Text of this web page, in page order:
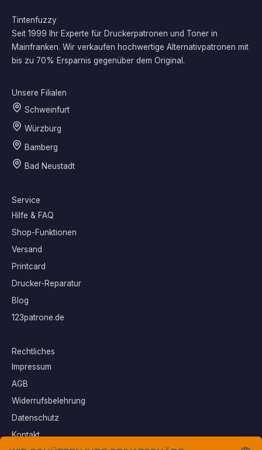
Tintenfuzzy
Seit 1999 Ihr Experte für Druckerpatronen und Toner in
Mainfranken. Wir verkaufen hochwertige Alternativpatronen mit
bis zu 70% Ersparnis gegenüber dem Original.
Unsere Filialen
Schweinfurt
Würzburg
Bamberg
Bad Neustadt
Service
Hilfe & FAQ
Shop-Funktionen
Versand
Printcard
Drucker-Reparatur
Blog
123patrone.de
Rechtliches
Impressum
AGB
Widerrufsbelehrung
Datenschutz
Kontakt